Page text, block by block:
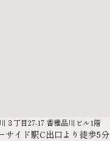
３丁目27-17 香雅品川ビル1階
サイド駅C出口より徒歩5分